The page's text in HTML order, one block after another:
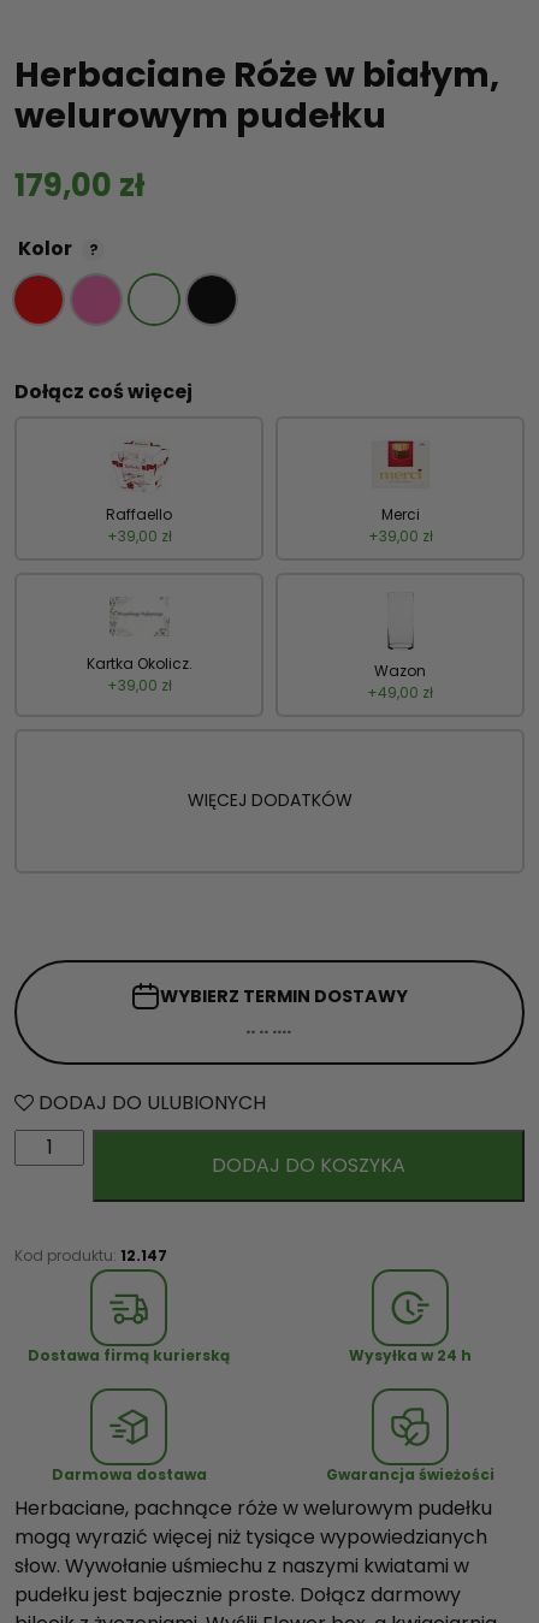
Herbaciane Róże w białym,
welurowym pudełku
179,00 zł
Kolor ?
Dołącz coś więcej
Raffaello
+39,00 zł
Merci
+39,00 zł
Kartka Okolicz.
+39,00 zł
Wazon
+49,00 zł
WIĘCEJ DODATKÓW
WYBIERZ TERMIN DOSTAWY
DODAJ DO ULUBIONYCH
l
ć
n
e
R
ó
DODAJ DO KOSZYKA
Kod produktu: 12.147
Dostawa firmą kurierską Wysyłka w 24 h
Darmowa dostawa Gwarancja świeżości
Herbaciane, pachnące róże w welurowym pudełku
mogą wyrazić więcej niż tysiące wypowiedzianych
słow. Wywołanie uśmiechu z naszymi kwiatami w
pudełku jest bajecznie proste. Dołącz darmowy